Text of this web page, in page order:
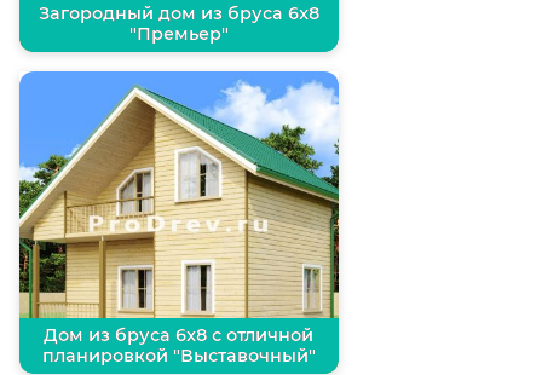
Загородный дом из бруса 6х8
"Премьер"
Дом из бруса 6х8 с отличной
планировкой "Выставочный"